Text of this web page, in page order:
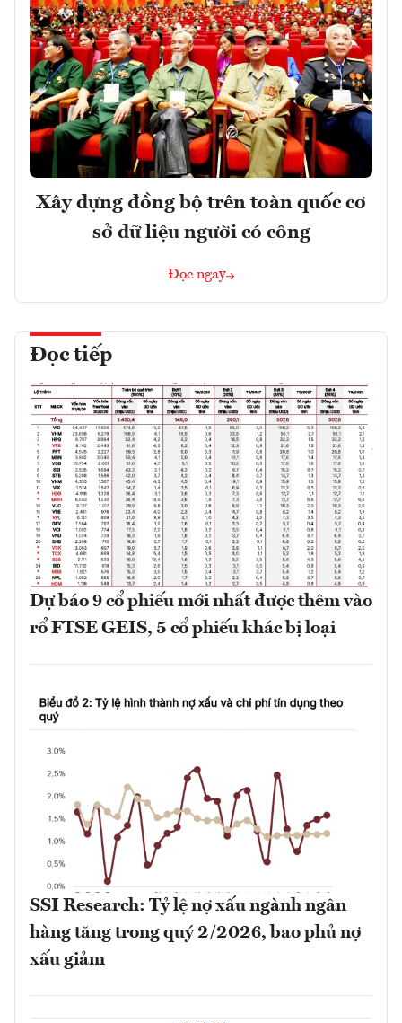
Xây dựng đồng bộ trên toàn quốc cơ
sở dữ liệu người có công
Đọc ngay
Đọc tiếp
Dự báo 9 cổ phiếu mới nhất được thêm vào
rổ FTSE GEIS, 5 cổ phiếu khác bị loại
SSI Research: Tỷ lệ nợ xấu ngành ngân
hàng tăng trong quý 2/2026, bao phủ nợ
xấu giảm